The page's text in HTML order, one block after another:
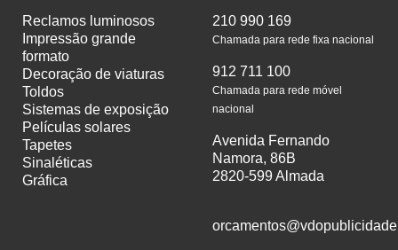
reclamos luminosos
formato
decoração de viaturas
toldos
sistemas de exposição
películas solares
tapetes
sinaléticas
gráfica
210 990 169
Chamada para rede fixa nacional
912 711 100
Chamada para rede móvel
nacional
Avenida Fernando
Namora, 86B
2820-599 Almada